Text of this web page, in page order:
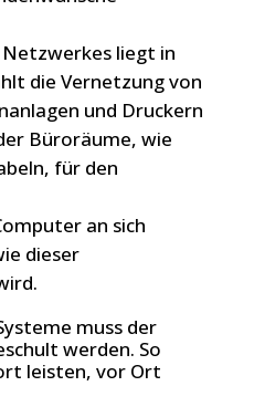
liegt in
die Vernetzung von
und Druckern
Büroräume, wie
für den
an sich
dieser
muss der
werden. So
leisten, vor Ort